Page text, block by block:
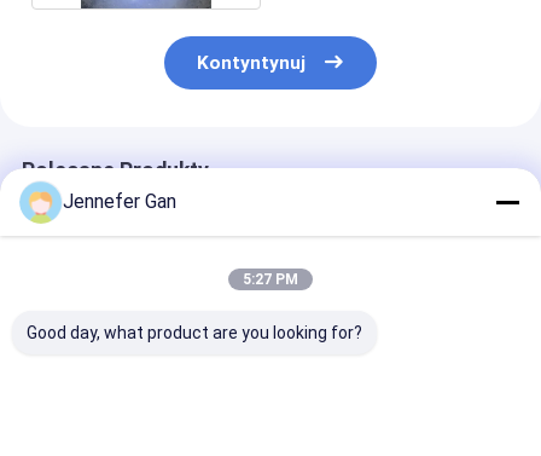
Kontyntynuj
Polecane Produkty
Jennefer Gan
5:27 PM
Good day, what product are you looking for?